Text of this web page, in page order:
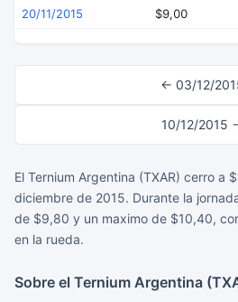
20/11/2015 $9,00
← 03/12/
10/12/2015
El Ternium Argentina (TXAR) cerro a
diciembre de 2015. Durante la
de $9,80 y un maximo de $10,40,
en la rueda.
Sobre el Ternium Argentina